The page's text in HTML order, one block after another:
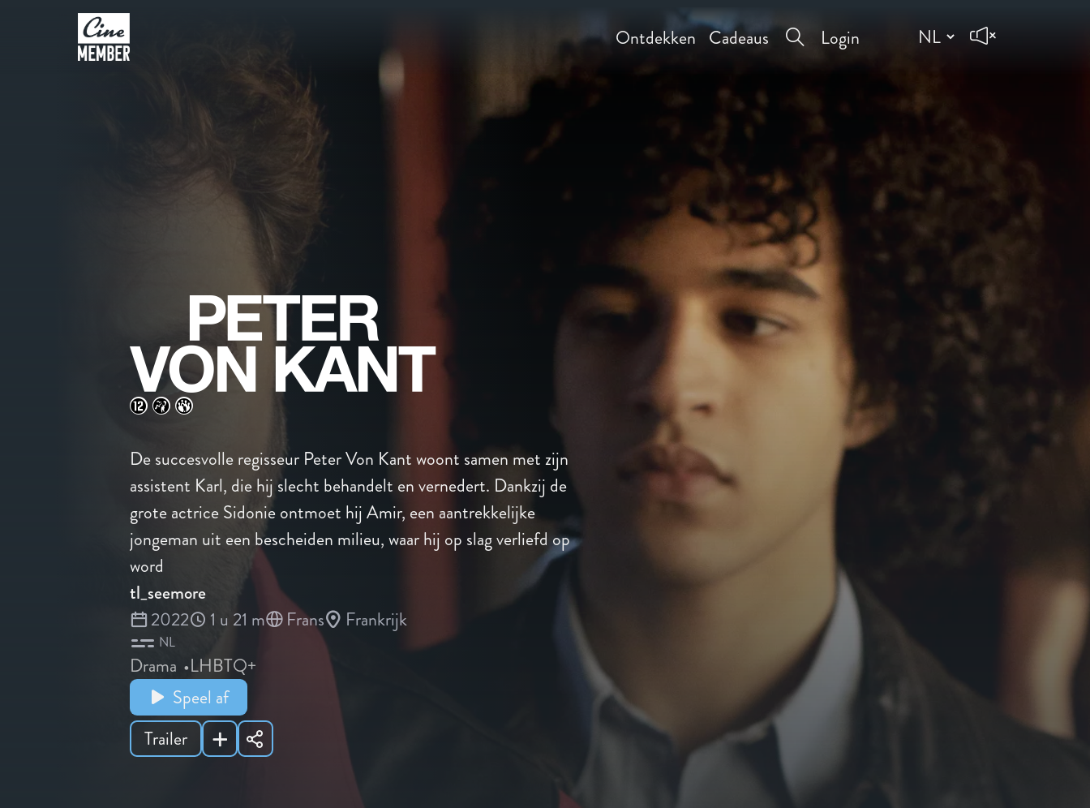
Ontdekken Cadeaus Login
De succesvolle regisseur Peter Von Kant woont samen met zijn
assistent Karl, die hij slecht behandelt en vernedert. Dankzij de
grote actrice Sidonie ontmoet hij Amir, een aantrekkelijke
jongeman uit een bescheiden milieu, waar hij op slag verliefd op
word
tl_seemore
2022
1 u 21 m Frans Frankrijk
NL
Drama
LHBTQ+
Speel af
Trailer